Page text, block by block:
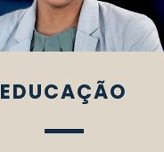
EDUCAÇÃO